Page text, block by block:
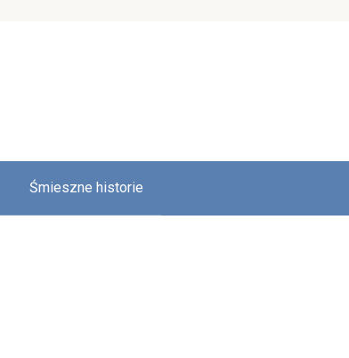
Śmieszne historie